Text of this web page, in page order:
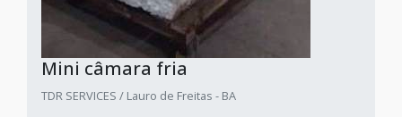
Mini câmara fria
TDR SERVICES / Lauro de Freitas - BA